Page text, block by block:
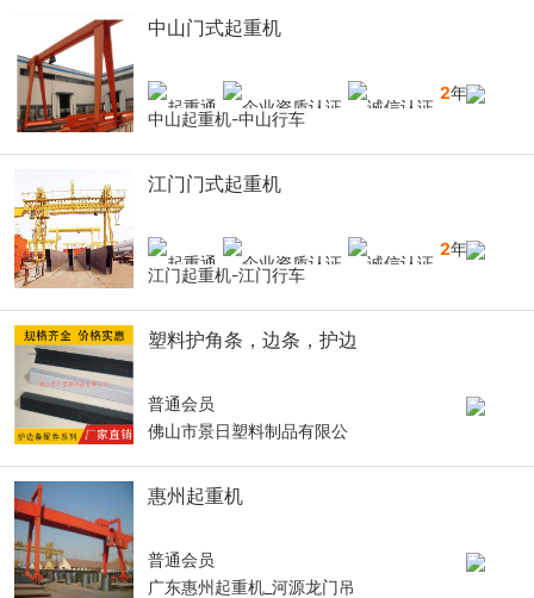
中山门式起重机
2年
中山起重机-中山行车
江门门式起重机
2年
江门起重机-江门行车
塑料护角条，边条，护边
普通会员
佛山市景日塑料制品有限公
惠州起重机
普通会员
广东惠州起重机_河源龙门吊